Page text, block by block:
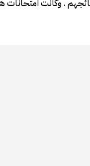
. وكانت امتحانات